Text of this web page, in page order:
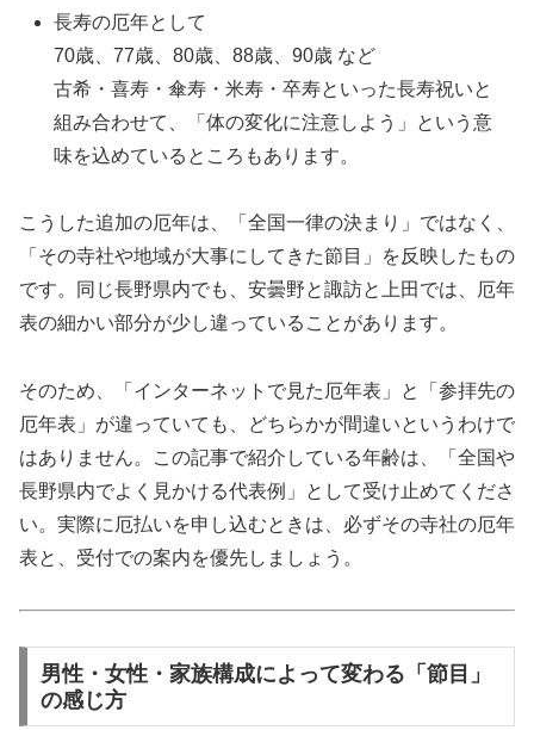
長寿の厄年として
70歳、77歳、80歳、88歳、90歳 など
古希・喜寿・傘寿・米寿・卒寿といった長寿祝いと
組み合わせて、「体の変化に注意しよう」という意
味を込めているところもあります。
こうした追加の厄年は、「全国一律の決まり」ではなく、
「その寺社や地域が大事にしてきた節目」を反映したもの
です。同じ長野県内でも、安曇野と諏訪と上田では、厄年
表の細かい部分が少し違っていることがあります。
そのため、「インターネットで見た厄年表」と「参拝先の
厄年表」が違っていても、どちらかが間違いというわけで
はありません。この記事で紹介している年齢は、「全国や
長野県内でよく見かける代表例」として受け止めてくださ
い。実際に厄払いを申し込むときは、必ずその寺社の厄年
表と、受付での案内を優先しましょう。
男性・女性・家族構成によって変わる「節目」
の感じ方